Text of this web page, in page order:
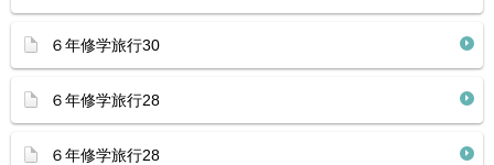
６年修学旅行30
６年修学旅行28
６年修学旅行28